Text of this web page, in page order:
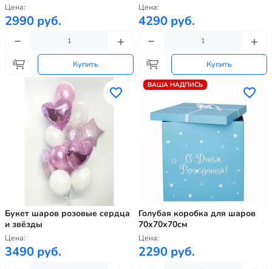
Цена:
2990 руб.
Купить
Цена:
4290 руб.
Купить
Букет шаров розовые сердца
и звёзды
Цена:
3490 руб.
ВАША НАДПИСЬ
Голубая коробка для шаров
70х70х70см
Цена:
2290 руб.